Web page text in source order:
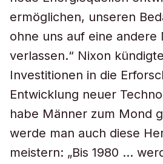
ermöglichen, unseren
ohne uns auf eine andere
verlassen.“ Nixon
Investitionen in die
Entwicklung neuer
habe Männer zum Mond
werde man auch diese
meistern: „Bis 1980 …